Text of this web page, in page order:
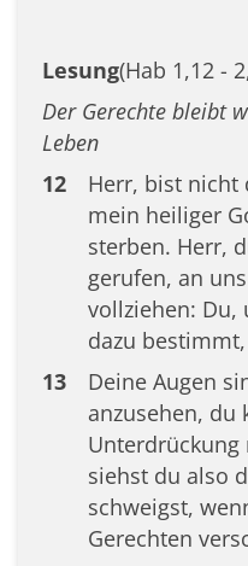
Lesung(Hab 1,12 -
Der Gerechte bleibt
Leben
12
Herr, bist nicht
mein heiliger
sterben. Herr,
gerufen, an
vollziehen: Du,
dazu
13
Deine Augen
anzusehen, du
Unterdrückung
siehst du also
schweigst,
Gerechten